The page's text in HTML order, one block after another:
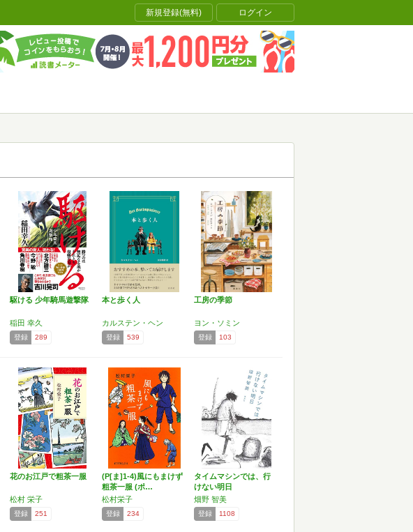
新規登録(無料) ログイン
駆ける 少年騎馬遊撃隊
稲田 幸久
登録 289
本と歩く人
カルステン・ヘン
登録 539
工房の季節
ヨン・ソミン
登録 103
花のお江戸で粗茶一服
松村 栄子
登録 251
(P[ま]1-4)風にもまけず
粗茶一服 (ポ…
松村栄子
登録 234
タイムマシンでは、行
けない明日
畑野 智美
登録 1108